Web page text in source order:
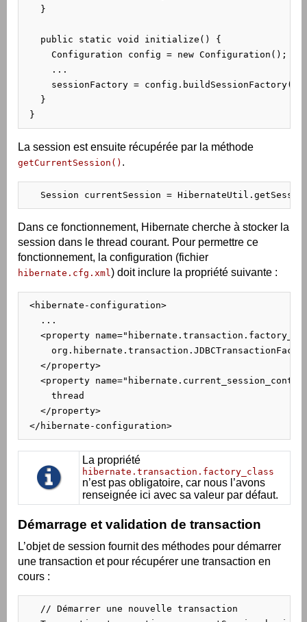
   }
   public static void initialize() {
     Configuration config = new Configuration();
     ...
     sessionFactory = config.buildSessionFactory();
   }
}
La session est ensuite récupérée par la méthode
getCurrentSession() .
Session currentSession =
Dans ce fonctionnement, Hibernate cherche à stocker la
session dans le thread courant. Pour permettre ce
fonctionnement, la configuration (fichier
hibernate.cfg.xml ) doit inclure la propriété suivante :
<hibernate-configuration>
   ...
<property
   </property>
<property
     thread
   </property>
</hibernate-configuration>
La propriété
hibernate.transaction.factory_class
n’est pas obligatoire, car nous l’avons
renseignée ici avec sa valeur par défaut.
Démarrage et validation de transaction
L’objet de session fournit des méthodes pour démarrer
une transaction et pour récupérer une transaction en
cours :
   // Démarrer une nouvelle transaction